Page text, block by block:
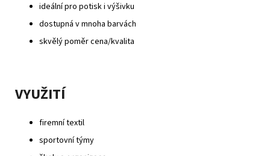
ideální pro potisk i výšivku
dostupná v mnoha barvách
skvělý poměr cena/kvalita
VYUŽITÍ
firemní textil
sportovní týmy